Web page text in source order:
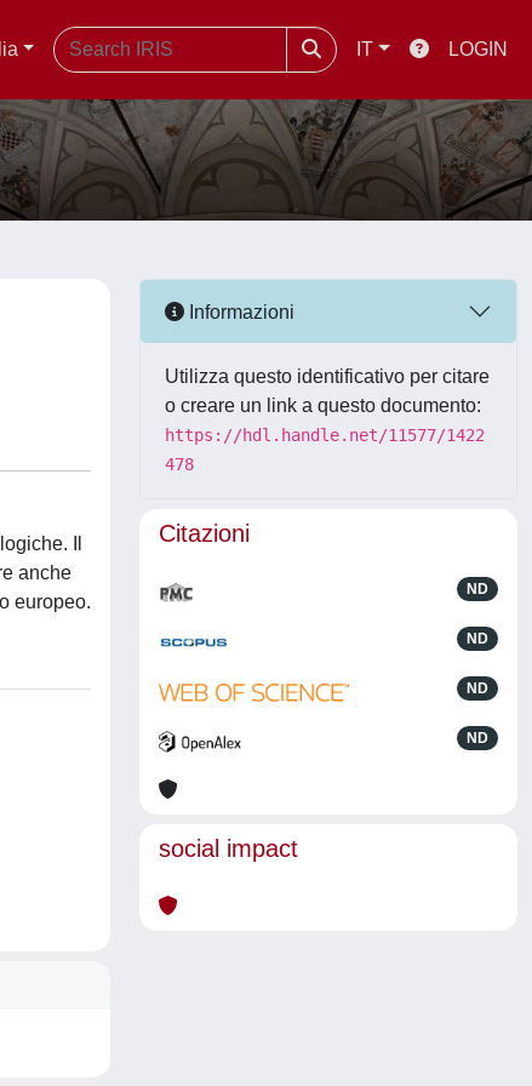
IT LOGIN
Il
anche
europeo.
Informazioni
Utilizza questo identificativo per citare
o creare un link a questo documento:
https://hdl.handle.net/11577/1422
478
Citazioni
ND
ND
ND
ND
social impact